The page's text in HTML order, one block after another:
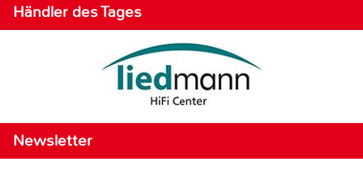
Händler des Tages
Newsletter